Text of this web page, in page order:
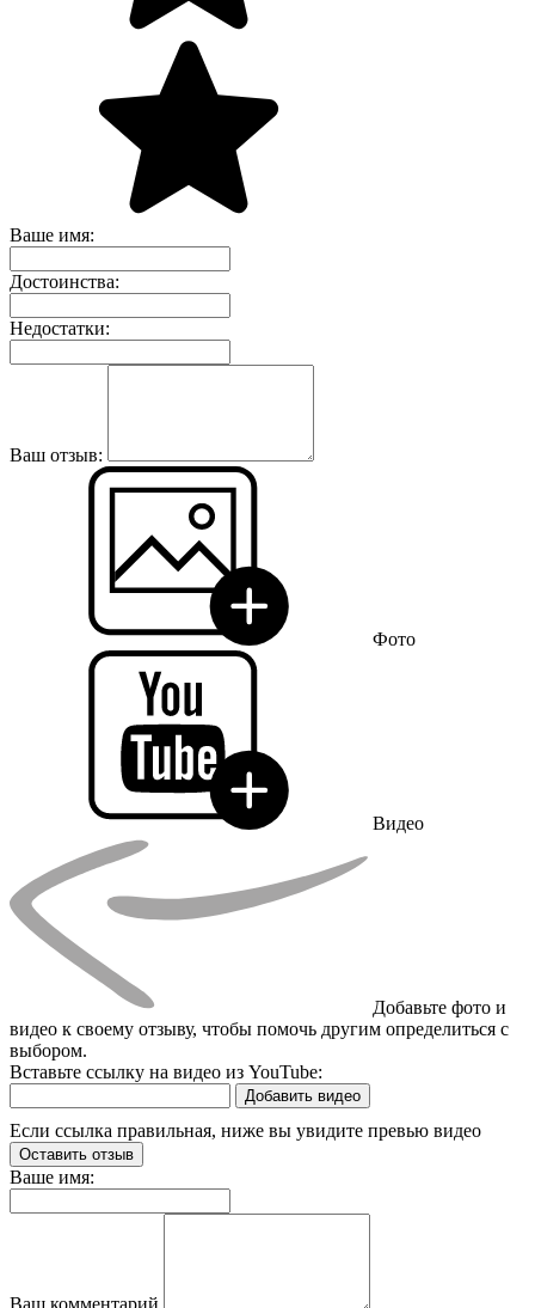
Ваше имя:
Достоинства:
Недостатки:
Ваш отзыв:
Фото
Видео
Добавьте фото и
видео к своему отзыву, чтобы помочь другим определиться с
выбором.
Вставьте ссылку на видео из YouTube:
Добавить видео
Если ссылка правильная, ниже вы увидите превью видео
Оставить отзыв
Ваше имя:
Ваш комментарий